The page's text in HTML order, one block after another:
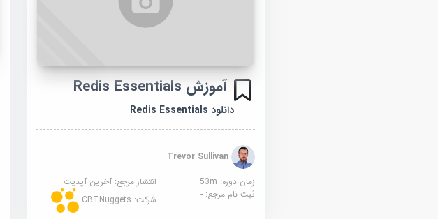
آموزش Redis Essentials
دانلود Redis Essentials
زمان دوره: 53m
انتشار مرجع: آخرین آپدیت
ثبت نام مرجع: - شرکت: CBTNuggets